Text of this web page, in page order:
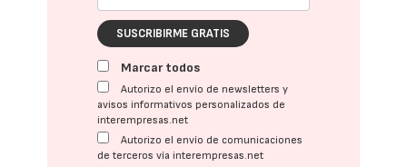
SUSCRIBIRME GRATIS
Marcar todos
Autorizo el envío de newsletters y
avisos informativos personalizados de
interempresas.net
Autorizo el envío de comunicaciones
de terceros vía interempresas.net